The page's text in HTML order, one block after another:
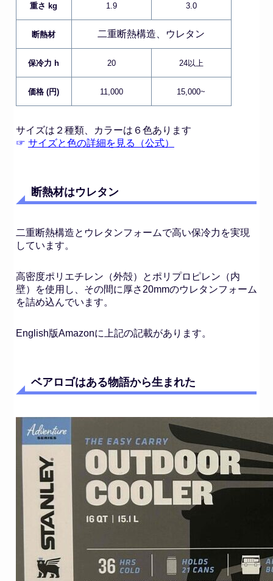
重さ kg 1.9 3.0
断熱材 二重断熱構造、ウレタン
保冷力 h 20 24以上
価格 (円) 11,000 15,000~
サイズは２種類、カラーは６色あります
☞ サイズと色の詳細を見る（公式）
断熱材はウレタン
二重断熱構造とウレタンフォームで高い保冷力を実現
しています。
高密度ポリエチレン（外殻）とポリプロピレン（内
壁）を使用し、その間に厚さ20mmのウレタンフォーム
を詰め込んでいます。
English版Amazonに上記の記載があります。
ベアロゴはある物語から生まれた